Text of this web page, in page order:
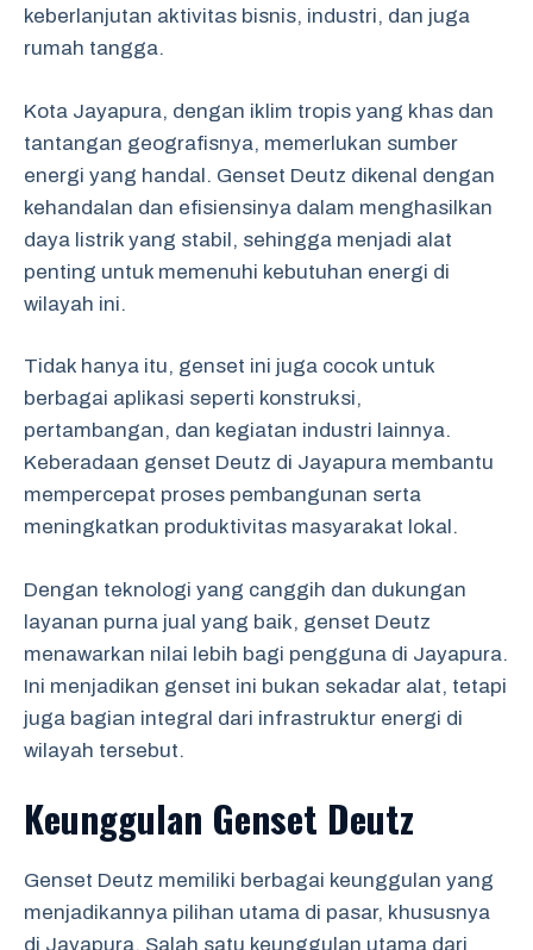
keberlanjutan aktivitas bisnis, industri, dan juga
rumah tangga.
Kota Jayapura, dengan iklim tropis yang khas dan
tantangan geografisnya, memerlukan sumber
energi yang handal. Genset Deutz dikenal dengan
kehandalan dan efisiensinya dalam menghasilkan
daya listrik yang stabil, sehingga menjadi alat
penting untuk memenuhi kebutuhan energi di
wilayah ini.
Tidak hanya itu, genset ini juga cocok untuk
berbagai aplikasi seperti konstruksi,
pertambangan, dan kegiatan industri lainnya.
Keberadaan genset Deutz di Jayapura membantu
mempercepat proses pembangunan serta
meningkatkan produktivitas masyarakat lokal.
Dengan teknologi yang canggih dan dukungan
layanan purna jual yang baik, genset Deutz
menawarkan nilai lebih bagi pengguna di Jayapura.
Ini menjadikan genset ini bukan sekadar alat, tetapi
juga bagian integral dari infrastruktur energi di
wilayah tersebut.
Keunggulan Genset Deutz
Genset Deutz memiliki berbagai keunggulan yang
menjadikannya pilihan utama di pasar, khususnya
di Jayapura. Salah satu keunggulan utama dari